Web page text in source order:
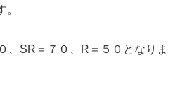
、SR＝７０、R＝５０となりま